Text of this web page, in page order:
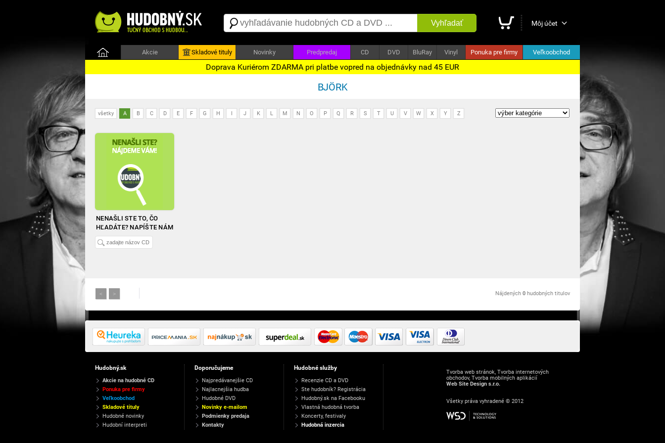
Vyhľadať Môj účet
Akcie Skladové tituly Novinky Predpredaj CD DVD BluRay Vinyl Ponuka pre firmy Veľkoobchod
Doprava Kuriérom ZDARMA pri platbe vopred na objednávky nad 45 EUR
BJÖRK
všetky A B C D E F G H I J K L M N O P Q R S T U V W X Y Z
NENAŠLI STE TO, ČO
HĽADÁTE? NAPÍŠTE NÁM
< > Nájdených 0 hudobných titulov
Hudobný.sk
Akcie na hudobné CD
Ponuka pre firmy
Veľkoobchod
Skladové tituly
Hudobné novinky
Hudobní interpreti
Doporučujeme
Najpredávanejšie CD
Najlacnejšia hudba
Hudobné DVD
Novinky e-mailom
Podmienky predaja
Kontakty
Hudobné služby
Recenzie CD a DVD
Ste hudobník? Registrácia
Hudobný.sk na Facebooku
Vlastná hudobná tvorba
Koncerty, festivaly
Hudobná inzercia
Tvorba web stránok, Tvorba internetových
obchodov, Tvorba mobilných aplikácií
Web Site Design s.r.o.
Všetky práva vyhradené © 2012